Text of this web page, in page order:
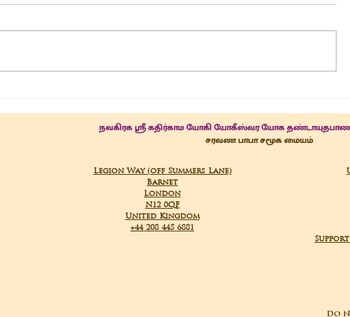
Mantra Homam
நவகிரக ஸ்ரீ கதிர்காம யோகி யோகீஸ்வர யோக
சரவண பாபா சமூக மையம்
Legion Way (off Summers Lane)
Barnet
London
N12 0QF
United Kingdom
+44 208 445 6881
Do